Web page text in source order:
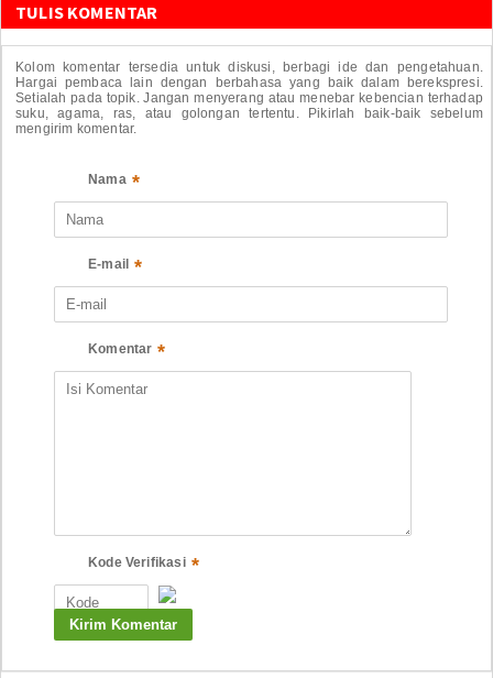
TULIS KOMENTAR
Kolom komentar tersedia untuk diskusi, berbagi ide dan pengetahuan.
Hargai pembaca lain dengan berbahasa yang baik dalam berekspresi.
Setialah pada topik. Jangan menyerang atau menebar kebencian terhadap
suku, agama, ras, atau golongan tertentu. Pikirlah baik-baik sebelum
mengirim komentar.
Nama *
E-mail *
Komentar *
Kode Verifikasi *